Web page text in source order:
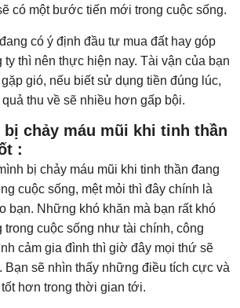
có một bước tiến mới trong cuộc sống.
có ý định đầu tư mua đất hay góp
ty thì nên thực hiện nay. Tài vận của bạn
gió, nếu biết sử dụng tiền đúng lúc,
thu về sẽ nhiều hơn gấp bội.
chảy máu mũi khi tinh thần
:
bị chảy máu mũi khi tinh thần đang
cuộc sống, mệt mỏi thì đây chính là
bạn. Những khó khăn mà bạn rất khó
trong cuộc sống như tài chính, công
cảm gia đình thì giờ đây mọi thứ sẽ
Bạn sẽ nhìn thấy những điều tích cực và
hơn trong thời gian tới.